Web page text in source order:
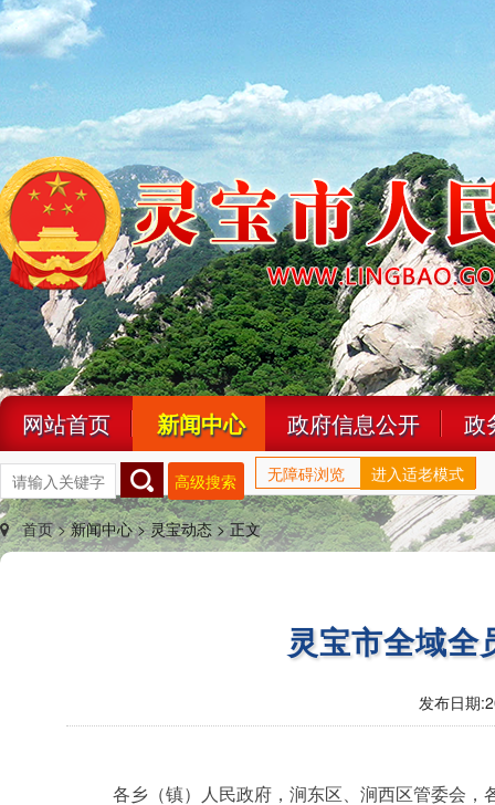
网站首页 新闻中心 政府信息公开 政
高级搜索 无障碍浏览 进入适老模式
首页 >新闻中心 >灵宝动态 >正文
灵宝市全域全
发布日期:
各乡（镇）人民政府，涧东区、涧西区管委会